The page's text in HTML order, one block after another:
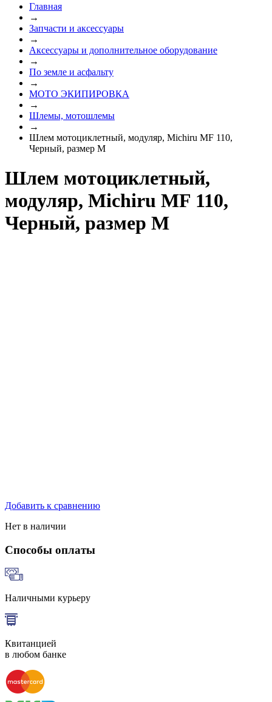
Главная
→
Запчасти и аксессуары
→
Аксессуары и дополнительное оборудование
→
По земле и асфальту
→
МОТО ЭКИПИРОВКА
→
Шлемы, мотошлемы
→
Шлем мотоциклетный, модуляр, Michiru MF 110,
Черный, размер M
Шлем мотоциклетный,
модуляр, Michiru MF 110,
Черный, размер M
Добавить к сравнению
Нет в наличии
Способы оплаты
Наличными курьеру
Квитанцией
в любом банке